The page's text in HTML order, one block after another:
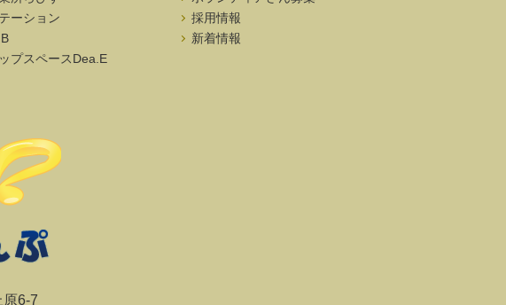
ーション
プスペースDea.E
採用情報
新着情報
6-7